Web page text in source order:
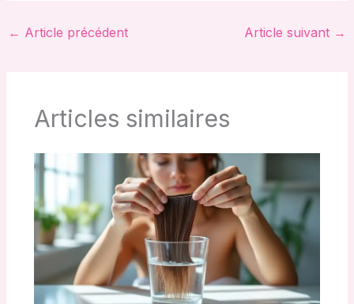
← Article précédent Article suivant →
Articles similaires